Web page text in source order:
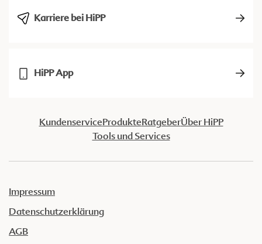
Karriere bei HiPP
HiPP App
KundenserviceProdukteRatgeberÜber HiPP
Tools und Services
Impressum
Datenschutzerklärung
AGB